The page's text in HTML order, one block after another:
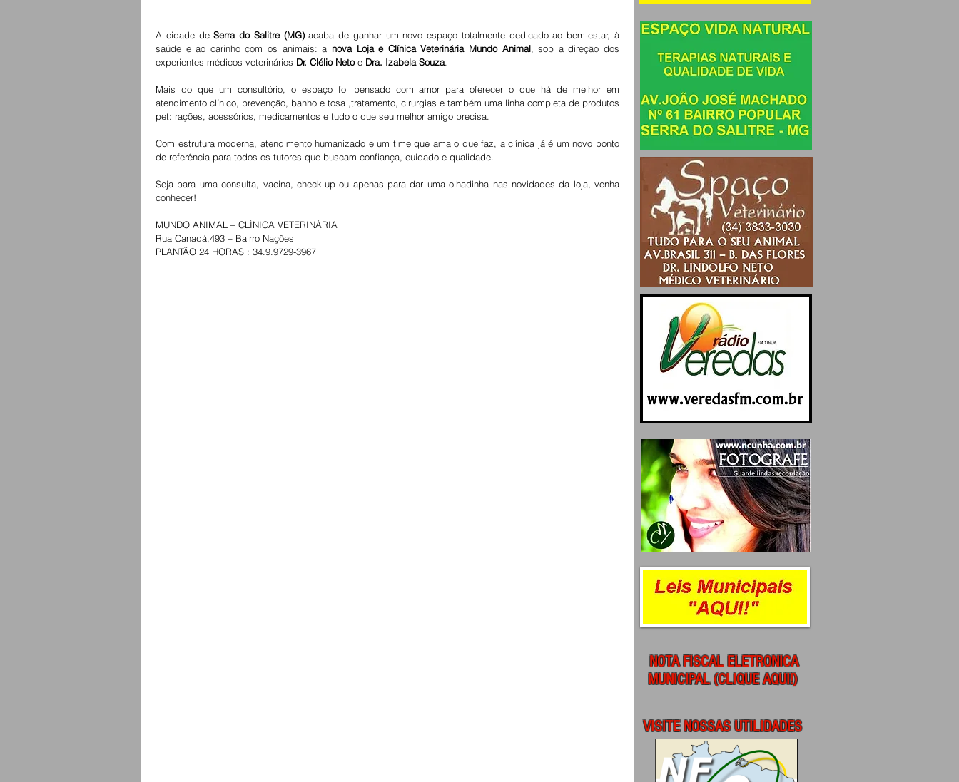
A cidade de Serra do Salitre (MG) acaba de ganhar um novo espaço totalmente dedicado ao bem-estar, à
saúde e ao carinho com os animais: a nova Loja e Clínica Veterinária Mundo Animal, sob a direção dos
experientes médicos veterinários Dr. Clélio Neto e Dra. Izabela Souza.
Mais do que um consultório, o espaço foi pensado com amor para oferecer o que há de melhor em
atendimento clínico, prevenção, banho e tosa ,tratamento, cirurgias e também uma linha completa de produtos
pet: rações, acessórios, medicamentos e tudo o que seu melhor amigo precisa.
Com estrutura moderna, atendimento humanizado e um time que ama o que faz, a clínica já é um novo ponto
de referência para todos os tutores que buscam confiança, cuidado e qualidade.
Seja para uma consulta, vacina, check-up ou apenas para dar uma olhadinha nas novidades da loja, venha
conhecer!
MUNDO ANIMAL – CLÍNICA VETERINÁRIA
Rua Canadá,493 – Bairro Nações
PLANTÃO 24 HORAS : 34.9.9729-3967
NOTA FISCAL ELETRONICA
MUNICIPAL (CLIQUE AQUI!)
VISITE NOSSAS UTILIDADES